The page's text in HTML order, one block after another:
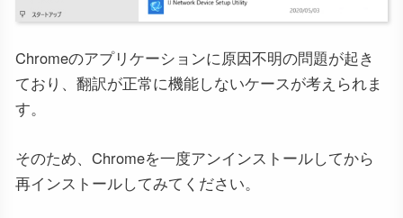
Chromeのアプリケーションに原因不明の問題が起き
ており、翻訳が正常に機能しないケースが考えられま
す。
そのため、Chromeを一度アンインストールしてから
再インストールしてみてください。